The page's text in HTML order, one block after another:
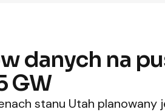
danych na
GW
stanu Utah planowany